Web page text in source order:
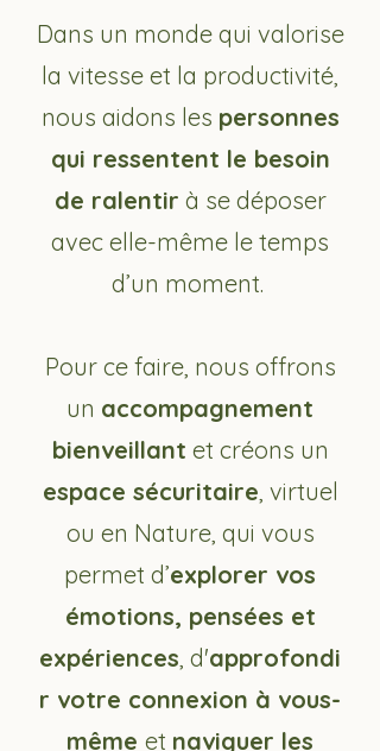
Dans un monde qui valorise
la vitesse et la productivité,
nous aidons les personnes
qui ressentent le besoin
de ralentir à se déposer
avec elle-même le temps
d’un moment.
Pour ce faire, nous offrons
un accompagnement
bienveillant et créons un
espace sécuritaire, virtuel
ou en Nature, qui vous
permet d’explorer vos
émotions, pensées et
expériences, d'approfondi
r votre connexion à vous-
même et naviguer les